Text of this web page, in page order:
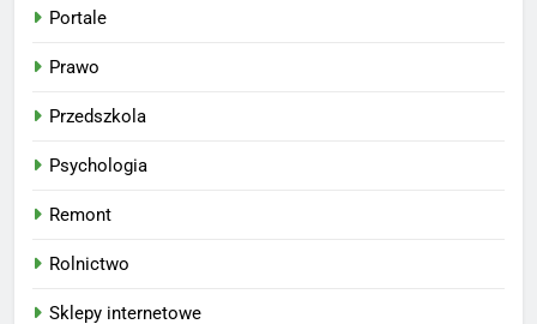
Portale
Prawo
Przedszkola
Psychologia
Remont
Rolnictwo
Sklepy internetowe